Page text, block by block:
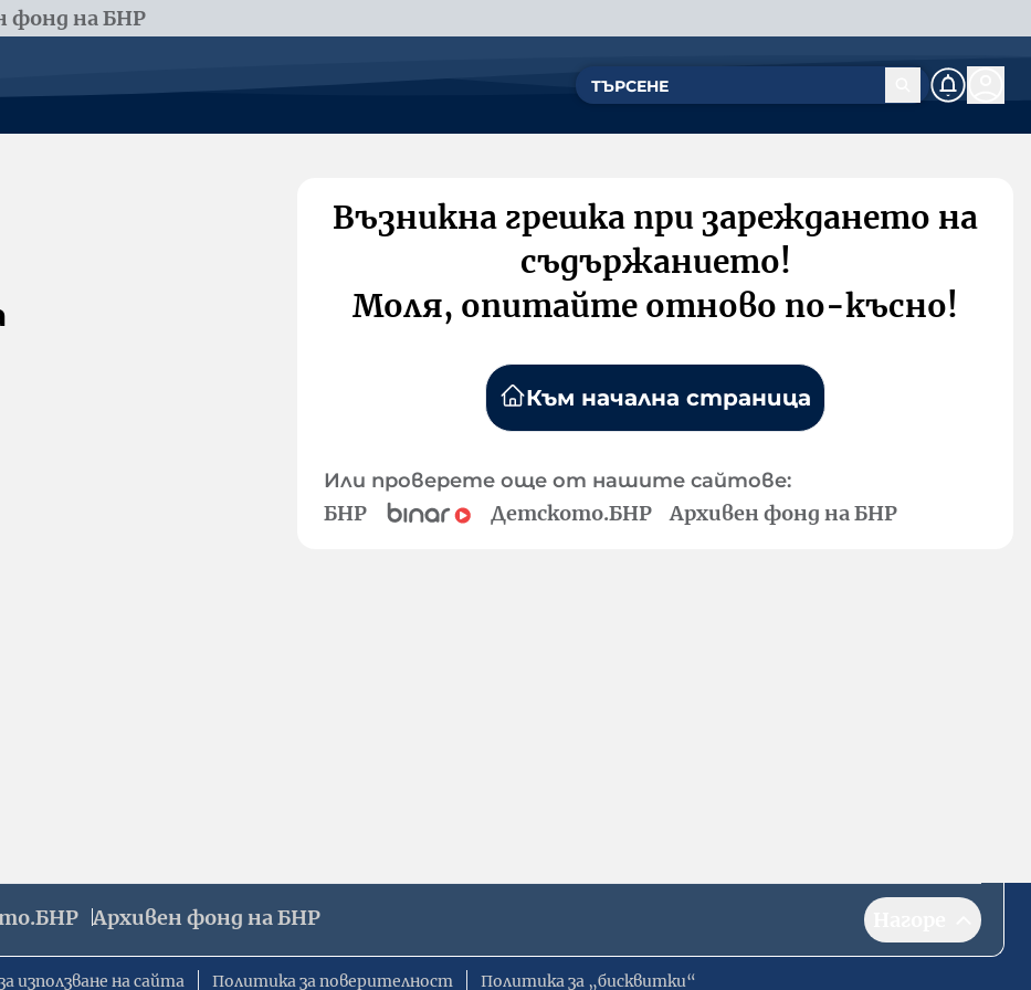
фонд на БНР
Възникна грешка при зареждането на
съдържанието!
Моля, опитайте отново по-късно!
Към начална страница
Или проверете още от нашите сайтове:
БНР Детското.БНР Архивен фонд на БНР
Архивен фонд на БНР
използване на сайта Политика за поверителност Политика за „бисквитки“